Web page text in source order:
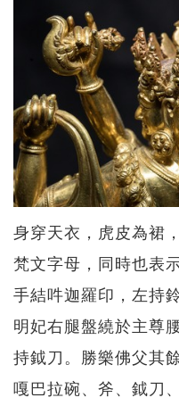
身穿天衣，虎皮為裙
梵文字母，同時也表
手結吽迦羅印，左持
明妃右腿盤繞於主尊
持鉞刀。勝樂佛父其
嘎巴拉碗、斧、鉞刀